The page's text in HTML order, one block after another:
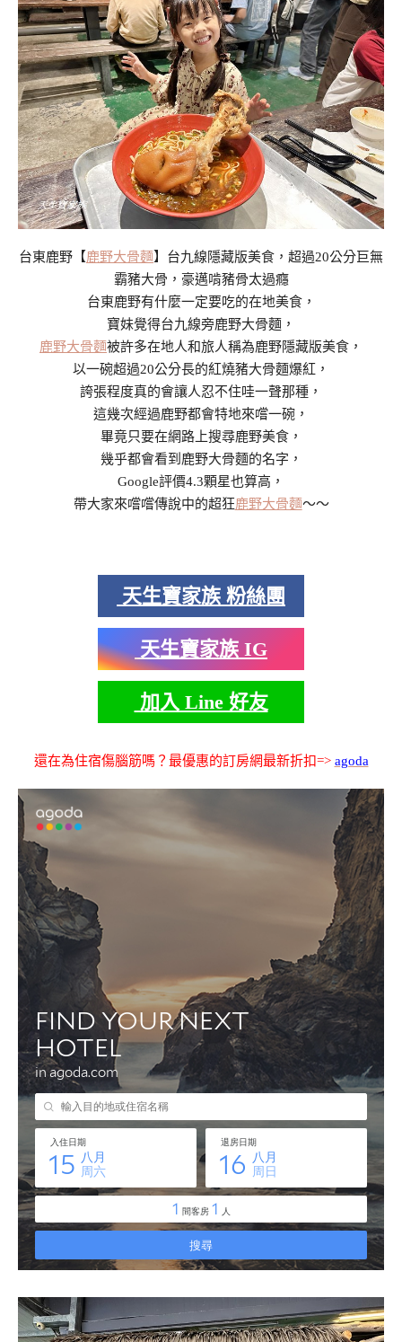
台東鹿野【鹿野大骨麵】台九線隱藏版美食，超過20公分巨無
霸豬大骨，豪邁啃豬骨太過癮
台東鹿野有什麼一定要吃的在地美食，
寶妹覺得台九線旁鹿野大骨麵，
鹿野大骨麵被許多在地人和旅人稱為鹿野隱藏版美食，
以一碗超過20公分長的紅燒豬大骨麵爆紅，
誇張程度真的會讓人忍不住哇一聲那種，
這幾次經過鹿野都會特地來嚐一碗，
畢竟只要在網路上搜尋鹿野美食，
幾乎都會看到鹿野大骨麵的名字，
Google評價4.3顆星也算高，
帶大家來嚐嚐傳說中的超狂鹿野大骨麵～～
天生寶家族 粉絲團
天生寶家族 IG
加入 Line 好友
還在為住宿傷腦筋嗎？最優惠的訂房網最新折扣=> agoda